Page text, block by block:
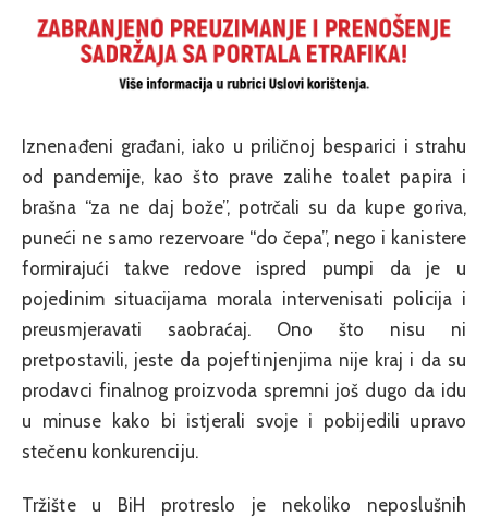
Iznenađeni građani, iako u priličnoj besparici i strahu
od pandemije, kao što prave zalihe toalet papira i
brašna “za ne daj bože”, potrčali su da kupe goriva,
puneći ne samo rezervoare “do čepa”, nego i kanistere
formirajući takve redove ispred pumpi da je u
pojedinim situacijama morala intervenisati policija i
preusmjeravati saobraćaj. Ono što nisu ni
pretpostavili, jeste da pojeftinjenjima nije kraj i da su
prodavci finalnog proizvoda spremni još dugo da idu
u minuse kako bi istjerali svoje i pobijedili upravo
stečenu konkurenciju.
Tržište u BiH protreslo je nekoliko neposlušnih